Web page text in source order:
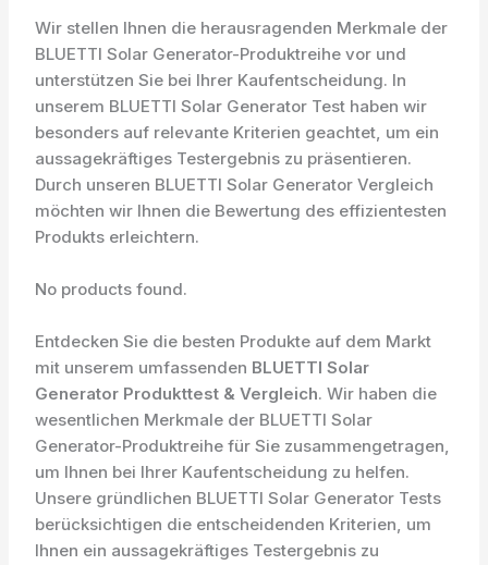
Wir stellen Ihnen die herausragenden Merkmale der
BLUETTI Solar Generator-Produktreihe vor und
unterstützen Sie bei Ihrer Kaufentscheidung. In
unserem BLUETTI Solar Generator Test haben wir
besonders auf relevante Kriterien geachtet, um ein
aussagekräftiges Testergebnis zu präsentieren.
Durch unseren BLUETTI Solar Generator Vergleich
möchten wir Ihnen die Bewertung des effizientesten
Produkts erleichtern.
No products found.
Entdecken Sie die besten Produkte auf dem Markt
mit unserem umfassenden BLUETTI Solar
Generator Produkttest & Vergleich. Wir haben die
wesentlichen Merkmale der BLUETTI Solar
Generator-Produktreihe für Sie zusammengetragen,
um Ihnen bei Ihrer Kaufentscheidung zu helfen.
Unsere gründlichen BLUETTI Solar Generator Tests
berücksichtigen die entscheidenden Kriterien, um
Ihnen ein aussagekräftiges Testergebnis zu